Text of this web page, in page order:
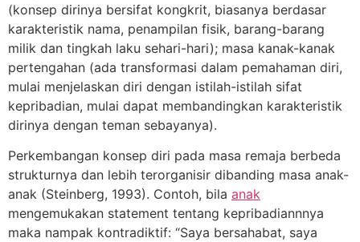
(konsep dirinya bersifat kongkrit, biasanya berdasar
karakteristik nama, penampilan fisik, barang-barang
milik dan tingkah laku sehari-hari); masa kanak-kanak
pertengahan (ada transformasi dalam pemahaman diri,
mulai menjelaskan diri dengan istilah-istilah sifat
kepribadian, mulai dapat membandingkan karakteristik
dirinya dengan teman sebayanya).
Perkembangan konsep diri pada masa remaja berbeda
strukturnya dan lebih terorganisir dibanding masa anak-
anak (Steinberg, 1993). Contoh, bila anak
mengemukakan statement tentang kepribadiannnya
maka nampak kontradiktif: “Saya bersahabat, saya